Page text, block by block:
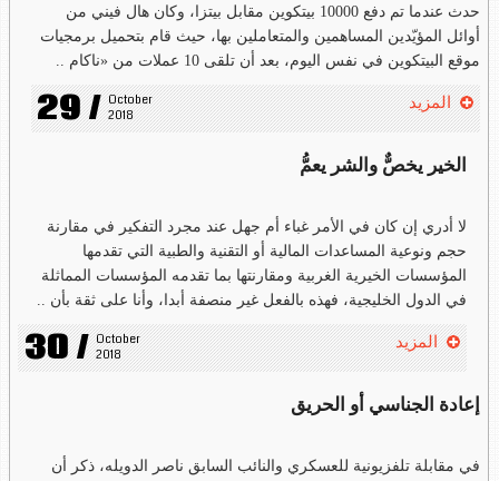
حدث عندما تم دفع 10000 بيتكوين مقابل بيتزا، وكان هال فيني من
أوائل المؤيّدين المساهمين والمتعاملين بها، حيث قام بتحميل برمجيات
موقع البيتكوين في نفس اليوم، بعد أن تلقى 10 عملات من «ناكام ..
29 / October
2018
المزيد
الخير يخصٌّ والشر يعمُّ
لا أدري إن كان في الأمر غباء أم جهل عند مجرد التفكير في مقارنة
حجم ونوعية المساعدات المالية أو التقنية والطبية التي تقدمها
المؤسسات الخيرية الغربية ومقارنتها بما تقدمه المؤسسات المماثلة
في الدول الخليجية، فهذه بالفعل غير منصفة أبدا، وأنا على ثقة بأن ..
30 / October
2018
المزيد
إعادة الجناسي أو الحريق
في مقابلة تلفزيونية للعسكري والنائب السابق ناصر الدويله، ذكر أن